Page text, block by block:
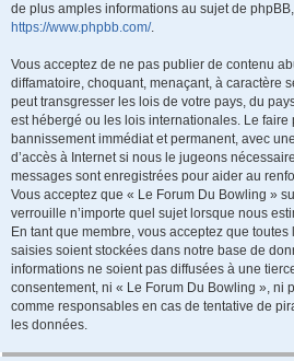
de plus amples informations au sujet de
https://www.phpbb.com/.
Vous acceptez de ne pas publier de contenu
diffamatoire, choquant, menaçant, à caractère
peut transgresser les lois de votre pays, du
est hébergé ou les lois internationales. Le faire
bannissement immédiat et permanent, avec
d’accès à Internet si nous le jugeons
messages sont enregistrées pour aider au
Vous acceptez que « Le Forum Du Bowling »
verrouille n’importe quel sujet lorsque nous
En tant que membre, vous acceptez que
saisies soient stockées dans notre base de
informations ne soient pas diffusées à une
consentement, ni « Le Forum Du Bowling », ni
comme responsables en cas de tentative de
les données.